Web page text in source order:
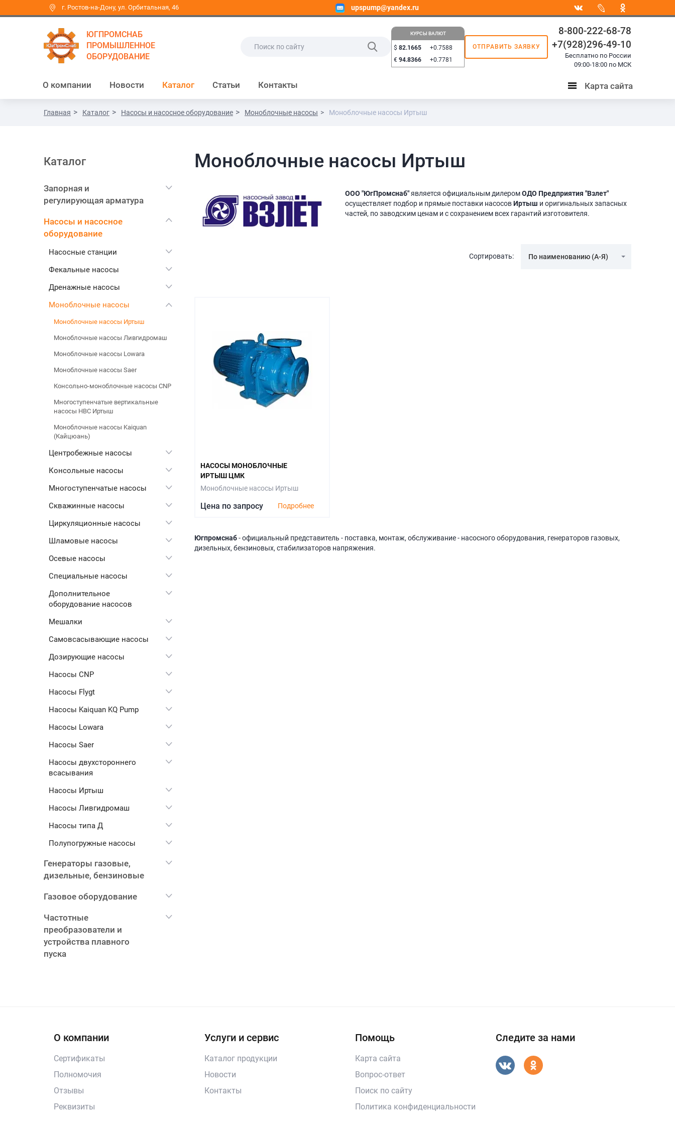
г. Ростов-на-Дону, ул. Орбитальная, 46 upspump@yandex.ru
ЮГПРОМСНАБ
ПРОМЫШЛЕННОЕ
ОБОРУДОВАНИЕ
КУРСЫ ВАЛЮТ
$ 82.1665
€ 94.8366
+0.7588
+0.7781
ОТПРАВИТЬ ЗАЯВКУ
8-800-222-68-78
+7(928)296-49-10
Бесплатно по России
09:00-18:00 по МСК
О компании Новости Каталог Статьи Контакты
Карта
сайта
Карта сайта
Главная Каталог Насосы и насосное оборудование Моноблочные насосы Моноблочные насосы Иртыш
Каталог
Запорная и
регулирующая арматура
Насосы и насосное
оборудование
Насосные станции
Фекальные насосы
Дренажные насосы
Моноблочные насосы
Моноблочные насосы Иртыш
Моноблочные насосы Ливгидромаш
Моноблочные насосы Lowara
Моноблочные насосы Saer
Консольно-моноблочные насосы CNP
Многоступенчатые вертикальные
насосы НВС Иртыш
Моноблочные насосы Kaiquan
(Кайцюань)
Центробежные насосы
Консольные насосы
Многоступенчатые насосы
Скважинные насосы
Циркуляционные насосы
Шламовые насосы
Осевые насосы
Специальные насосы
Дополнительное
оборудование насосов
Мешалки
Самовсасывающие насосы
Дозирующие насосы
Насосы CNP
Насосы Flygt
Насосы Kaiquan KQ Pump
Насосы Lowara
Насосы Saer
Насосы двухстороннего
всасывания
Насосы Иртыш
Насосы Ливгидромаш
Насосы типа Д
Полупогружные насосы
Генераторы газовые,
дизельные, бензиновые
Газовое оборудование
Частотные
преобразователи и
устройства плавного
пуска
Моноблочные насосы Иртыш
ООО "ЮгПромснаб"является официальным дилеромОДО Предприятия "Взлет"
осуществляет подбор и прямые поставки насосовИртыш и оригинальных запасных
частей, по заводским ценам и с сохранением всех гарантий изготовителя.
Сортировать: По наименованию (А-Я)
НАСОСЫ МОНОБЛОЧНЫЕ
ИРТЫШ ЦМК
Моноблочные насосы Иртыш
Цена по запросу Подробнее
Югпромснаб- официальный представитель - поставка, монтаж, обслуживание - насосного оборудования, генераторов газовых,
дизельных, бензиновых, стабилизаторов напряжения.
О компании
Сертификаты
Полномочия
Отзывы
Реквизиты
Услуги и сервис
Каталог продукции
Новости
Контакты
Помощь
Карта сайта
Вопрос-ответ
Поиск по сайту
Политика конфиденциальности
Следите за нами